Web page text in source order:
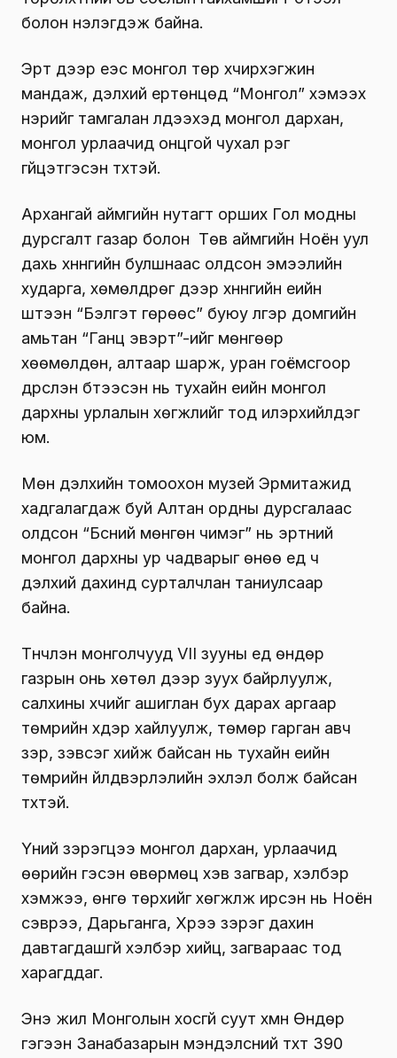
болон үнэлэгдэж байна.
Эрт дээр үеэс монгол төр хүчирхэгжин
мандаж, дэлхий ертөнцөд “Монгол” хэмээх
нэрийг тамгалан үлдээхэд монгол дархан,
монгол урлаачид онцгой чухал үүрэг
гүйцэтгэсэн түүхтэй.
Архангай аймгийн нутагт орших Гол модны
дурсгалт газар болон Төв аймгийн Ноён уул
дахь хүннүгийн булшнаас олдсон эмээлийн
хударга, хөмөлдрөг дээр хүннүгийн үеийн
шүтээн “Бэлгэт гөрөөс” буюу үлгэр домгийн
амьтан “Ганц эвэрт”-ийг мөнгөөр
хөөмөлдөн, алтаар шарж, уран гоёмсгоор
дүрслэн бүтээсэн нь тухайн үеийн монгол
дархны урлалын хөгжлийг тод илэрхийлдэг
юм.
Мөн дэлхийн томоохон музей Эрмитажид
хадгалагдаж буй Алтан ордны дурсгалаас
олдсон “Бүсний мөнгөн чимэг” нь эртний
монгол дархны ур чадварыг өнөө үед ч
дэлхий дахинд сурталчлан таниулсаар
байна.
Түүнчлэн монголчууд VII зууны үед өндөр
газрын онь хөтөл дээр зуух байрлуулж,
салхины хүчийг ашиглан бух дарах аргаар
төмрийн хүдэр хайлуулж, төмөр гарган авч
зэр, зэвсэг хийж байсан нь тухайн үеийн
төмрийн үйлдвэрлэлийн эхлэл болж байсан
түүхтэй.
Үүний зэрэгцээ монгол дархан, урлаачид
өөрийн гэсэн өвөрмөц хэв загвар, хэлбэр
хэмжээ, өнгө төрхийг хөгжүүлж ирсэн нь Ноён
сэврээ, Дарьганга, Хүрээ зэрэг дахин
давтагдашгүй хэлбэр хийц, загвараас тод
харагддаг.
Энэ жил Монголын хосгүй суут хүмүүн Өндөр
гэгээн Занабазарын мэндэлсний түүхт 390